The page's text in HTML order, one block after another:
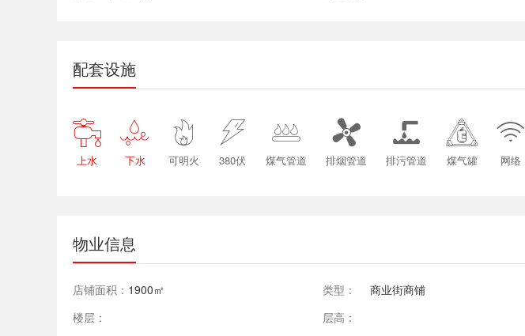
配套设施

上水

下水

可明火

380伏

煤气管道

排烟管道

排污管道

煤气罐

网络
物业信息
店铺面积： 1900㎡ 类型：
商业街商铺
楼层：
层高：